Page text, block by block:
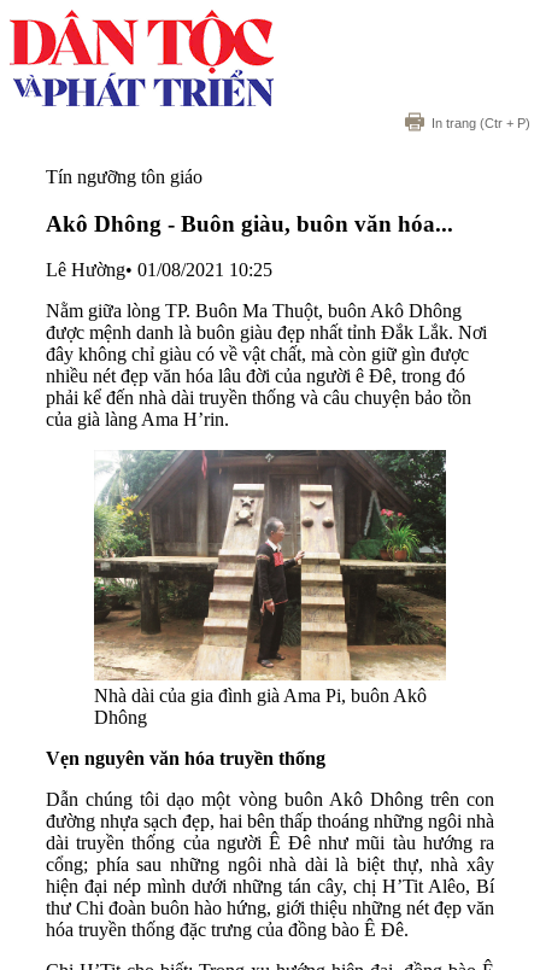
In trang (Ctr + P)
Tín ngưỡng tôn giáo
Akô Dhông - Buôn giàu, buôn văn hóa...
Lê Hường• 01/08/2021 10:25
Nằm giữa lòng TP. Buôn Ma Thuột, buôn Akô Dhông
được mệnh danh là buôn giàu đẹp nhất tỉnh Đắk Lắk. Nơi
đây không chỉ giàu có về vật chất, mà còn giữ gìn được
nhiều nét đẹp văn hóa lâu đời của người ê Đê, trong đó
phải kể đến nhà dài truyền thống và câu chuyện bảo tồn
của già làng Ama H’rin.
Nhà dài của gia đình già Ama Pi, buôn Akô
Dhông
Vẹn nguyên văn hóa truyền thống
Dẫn chúng tôi dạo một vòng buôn Akô Dhông trên con
đường nhựa sạch đẹp, hai bên thấp thoáng những ngôi nhà
dài truyền thống của người Ê Đê như mũi tàu hướng ra
cổng; phía sau những ngôi nhà dài là biệt thự, nhà xây
hiện đại nép mình dưới những tán cây, chị H’Tit Alêo, Bí
thư Chi đoàn buôn hào hứng, giới thiệu những nét đẹp văn
hóa truyền thống đặc trưng của đồng bào Ê Đê.